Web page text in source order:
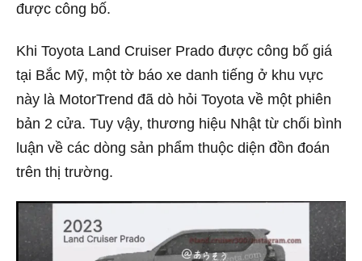
được công bố.
Khi Toyota Land Cruiser Prado được công bố giá
tại Bắc Mỹ, một tờ báo xe danh tiếng ở khu vực
này là MotorTrend đã dò hỏi Toyota về một phiên
bản 2 cửa. Tuy vậy, thương hiệu Nhật từ chối bình
luận về các dòng sản phẩm thuộc diện đồn đoán
trên thị trường.